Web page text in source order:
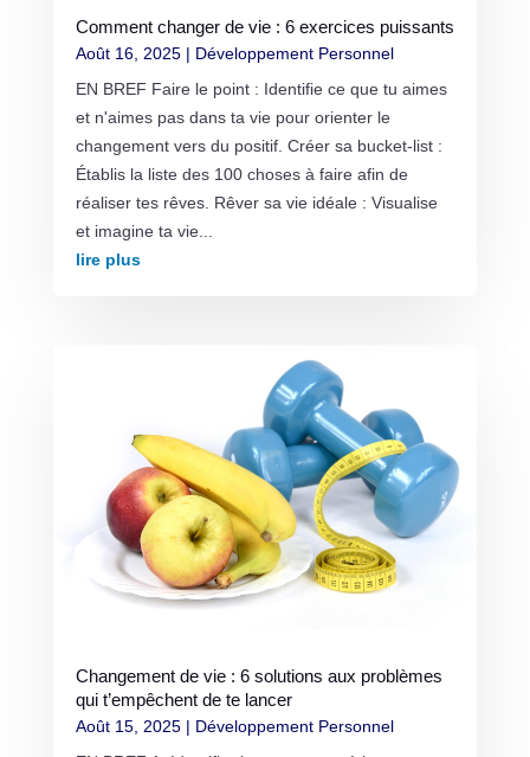
Comment changer de vie : 6 exercices puissants
Août 16, 2025| Développement Personnel
EN BREF Faire le point : Identifie ce que tu aimes
et n'aimes pas dans ta vie pour orienter le
changement vers du positif. Créer sa bucket-list :
Établis la liste des 100 choses à faire afin de
réaliser tes rêves. Rêver sa vie idéale : Visualise
et imagine ta vie...
lire plus
Changement de vie : 6 solutions aux problèmes
qui t’empêchent de te lancer
Août 15, 2025| Développement Personnel